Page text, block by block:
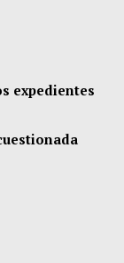
expedientes